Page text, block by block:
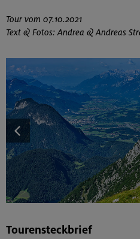
Tour vom 07.10.2021
Text & Fotos: Andrea & Andreas
Tourensteckbrief